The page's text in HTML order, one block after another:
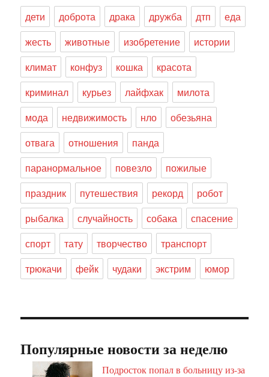
дети доброта драка дружба дтп
еда
жесть
животные изобретение
истории
климат
конфуз кошка
красота
криминал
курьез лайфхак
милота
мода
недвижимость нло
обезьяна
отвага
отношения
панда
паранормальное
повезло
пожилые
праздник
путешествия рекорд
робот
рыбалка
случайность собака
спасение
спорт
тату творчество
транспорт
трюкачи
фейк чудаки экстрим юмор
Популярные новости за неделю
Подросток попал в больницу из-за